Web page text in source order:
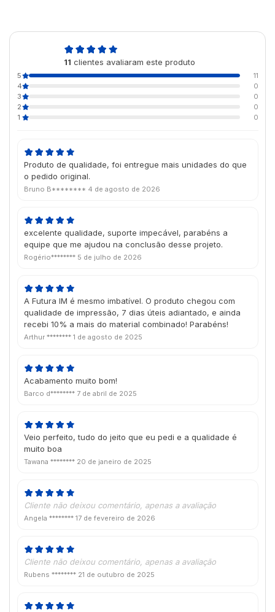
11 clientes avaliaram este produto
5
11
4
0
3
0
2
0
1
0
Produto de qualidade, foi entregue mais unidades do que
o pedido original.
Bruno B******** 4 de agosto de 2026
excelente qualidade, suporte impecável, parabéns a
equipe que me ajudou na conclusão desse projeto.
Rogério******** 5 de julho de 2026
A Futura IM é mesmo imbatível. O produto chegou com
qualidade de impressão, 7 dias úteis adiantado, e ainda
recebi 10% a mais do material combinado! Parabéns!
Arthur ******** 1 de agosto de 2025
Acabamento muito bom!
Barco d******** 7 de abril de 2025
Veio perfeito, tudo do jeito que eu pedi e a qualidade é
muito boa
Tawana ******** 20 de janeiro de 2025
Cliente não deixou comentário, apenas a avaliação
Angela ******** 17 de fevereiro de 2026
Cliente não deixou comentário, apenas a avaliação
Rubens ******** 21 de outubro de 2025